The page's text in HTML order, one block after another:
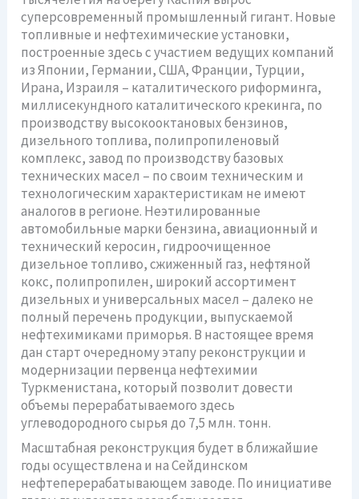
суперсовременный промышленный гигант. Новые
топливные и нефтехимические установки,
построенные здесь с участием ведущих компаний
из Японии, Германии, США, Франции, Турции,
Ирана, Израиля – каталитического риформинга,
миллисекундного каталитического крекинга, по
производству высокооктановых бензинов,
дизельного топлива, полипропиленовый
комплекс, завод по производству базовых
технических масел – по своим техническим и
технологическим характеристикам не имеют
аналогов в регионе. Неэтилированные
автомобильные марки бензина, авиационный и
технический керосин, гидроочищенное
дизельное топливо, сжиженный газ, нефтяной
кокс, полипропилен, широкий ассортимент
дизельных и универсальных масел – далеко не
полный перечень продукции, выпускаемой
нефтехимиками приморья. В настоящее время
дан старт очередному этапу реконструкции и
модернизации первенца нефтехимии
Туркменистана, который позволит довести
объемы перерабатываемого здесь
углеводородного сырья до 7,5 млн. тонн.
Масштабная реконструкция будет в ближайшие
годы осуществлена и на Сейдинском
нефтеперерабатывающем заводе. По инициативе